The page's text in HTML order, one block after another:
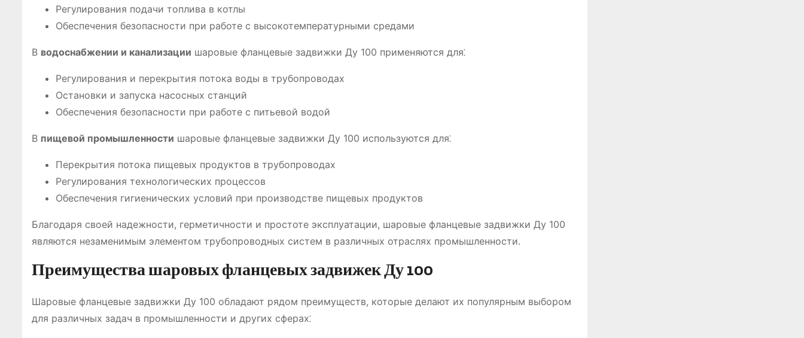
Регулирования подачи топлива в котлы
Обеспечения безопасности при работе с высокотемпературными средами
В водоснабжении и канализации шаровые фланцевые задвижки Ду 100 применяются для⁚
Регулирования и перекрытия потока воды в трубопроводах
Остановки и запуска насосных станций
Обеспечения безопасности при работе с питьевой водой
В пищевой промышленности шаровые фланцевые задвижки Ду 100 используются для⁚
Перекрытия потока пищевых продуктов в трубопроводах
Регулирования технологических процессов
Обеспечения гигиенических условий при производстве пищевых продуктов
Благодаря своей надежности, герметичности и простоте эксплуатации, шаровые фланцевые задвижки Ду 100
являются незаменимым элементом трубопроводных систем в различных отраслях промышленности.
Преимущества шаровых фланцевых задвижек Ду 100
Шаровые фланцевые задвижки Ду 100 обладают рядом преимуществ, которые делают их популярным выбором
для различных задач в промышленности и других сферах⁚